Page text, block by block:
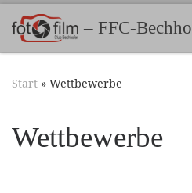
Zum Inhalt springen
– FFC-
Start » Wettbewerbe
Wettbewerbe